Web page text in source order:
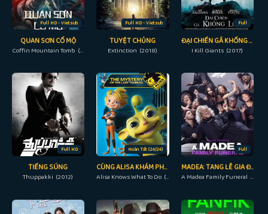
Full HD - Vietsub
QUAN SƠN CỔ MỘ
Coffin Mountain Tomb (2022)
Full HD - Vietsub
TUYỆT CHỦNG
Extinction (2018)
Full
ĐẠI CHIẾN GÃ KHỔNG LỒ
I Kill Giants (2017)
Full HD
TIẾNG SÚNG
Thuppakki (2012)
Hoàn Tất (24/24)
CÙNG ALISA KHÁM PHÁ VŨ TRỤ
Alisa Knows What To Do (2017)
Full
MADEA: TANG LỄ GIA ĐÌNH
A Madea Family Funeral (2019)